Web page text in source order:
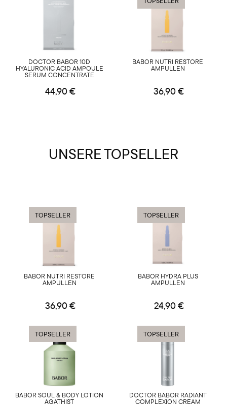
DOCTOR BABOR 10D
HYALURONIC ACID AMPOULE
SERUM CONCENTRATE
44,90 €
BABOR NUTRI RESTORE
AMPULLEN
36,90 €
UNSERE TOPSELLER
TOPSELLER
BABOR NUTRI RESTORE
AMPULLEN
36,90 €
TOPSELLER
BABOR HYDRA PLUS
AMPULLEN
24,90 €
TOPSELLER
BABOR SOUL & BODY LOTION
AGATHIST
TOPSELLER
DOCTOR BABOR RADIANT
COMPLEXION CREAM